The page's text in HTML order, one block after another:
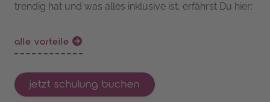
trendig hat und was alles inklusive ist, erfährst Du hier:
alle vorteile
jetzt schulung buchen